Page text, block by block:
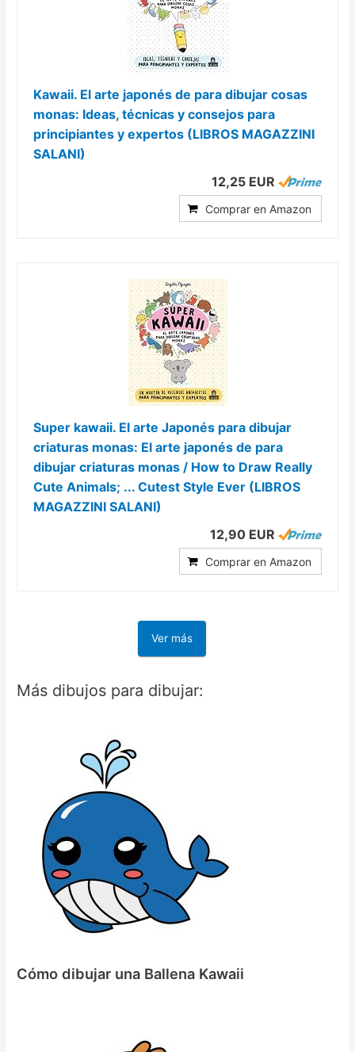
Kawaii. El arte japonés de para dibujar cosas
monas: Ideas, técnicas y consejos para
principiantes y expertos (LIBROS MAGAZZINI
SALANI)
12,25 EUR
Comprar en Amazon
Super kawaii. El arte Japonés para dibujar
criaturas monas: El arte japonés de para
dibujar criaturas monas / How to Draw Really
Cute Animals; ... Cutest Style Ever (LIBROS
MAGAZZINI SALANI)
12,90 EUR
Comprar en Amazon
Ver más
Más dibujos para dibujar:
Cómo dibujar una Ballena Kawaii